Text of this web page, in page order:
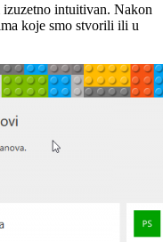
izuzetno intuitivan. Nakon
koje smo stvorili ili u